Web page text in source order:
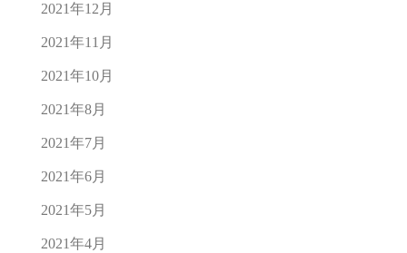
2021年12月
2021年11月
2021年10月
2021年8月
2021年7月
2021年6月
2021年5月
2021年4月